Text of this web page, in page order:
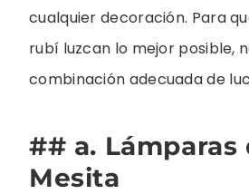
cualquier decoración. Para
rubí luzcan lo mejor posible,
combinación adecuada de
## a. Lámparas
Mesita